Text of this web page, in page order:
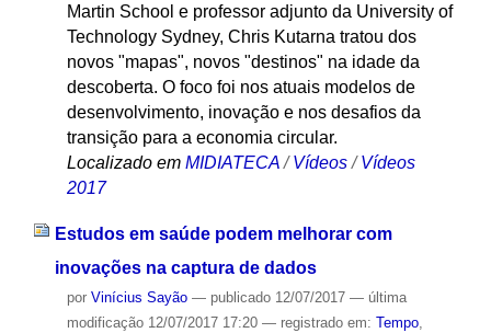
Martin School e professor adjunto da University of
Technology Sydney, Chris Kutarna tratou dos
novos "mapas", novos "destinos" na idade da
descoberta. O foco foi nos atuais modelos de
desenvolvimento, inovação e nos desafios da
transição para a economia circular.
Localizado em MIDIATECA /Vídeos /Vídeos
2017
Estudos em saúde podem melhorar com
inovações na captura de dados
por Vinícius Sayão — publicado12/07/2017 — última
modificação12/07/2017 17:20 — registrado em: Tempo,